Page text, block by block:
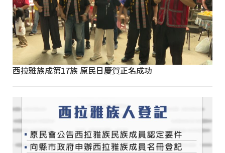
西拉雅族成第17族 原民日慶賀正名成功